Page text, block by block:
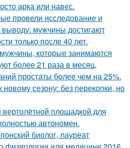
арка или навес.
провели исследование и
мужчины достигают
только после 40 лет.
которые занимаются
более 21 раза в месяц,
простаты более чем на 25%.
новому сезону: без перекопки, но
площадкой для
автономен.
биолог, лауреат